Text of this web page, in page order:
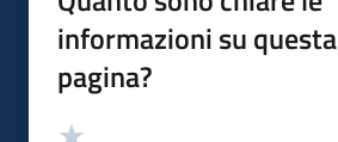
informazioni su questa
pagina?
Valutazione